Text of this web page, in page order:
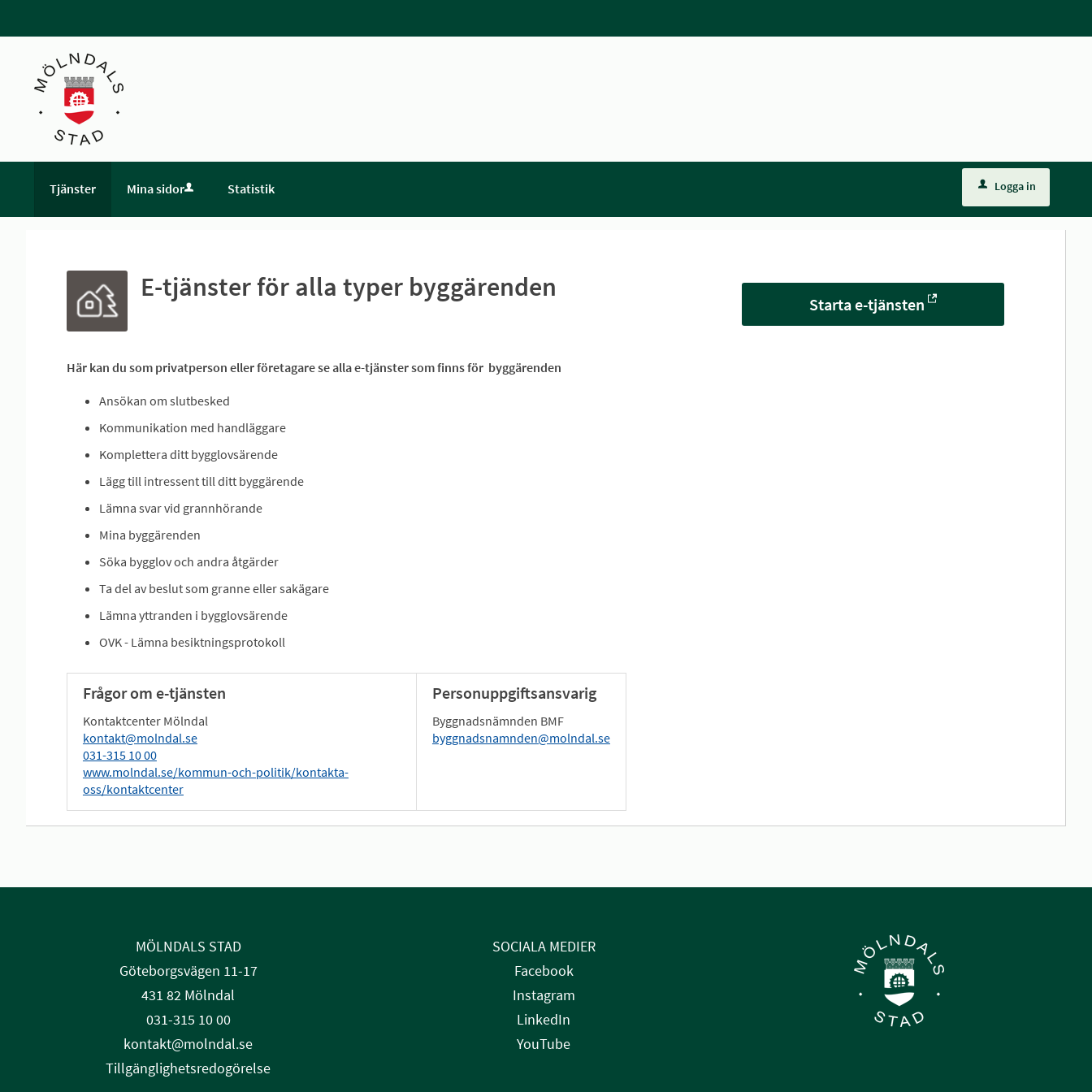
Tjänster Mina sidor Statistik Logga in
E-tjänster för alla typer byggärenden
Här kan du som privatperson eller företagare se alla e-tjänster som finns för byggärenden
Ansökan om slutbesked
Kommunikation med handläggare
Komplettera ditt bygglovsärende
Lägg till intressent till ditt byggärende
Lämna svar vid grannhörande
Mina byggärenden
Söka bygglov och andra åtgärder
Ta del av beslut som granne eller sakägare
Lämna yttranden i bygglovsärende
OVK - Lämna besiktningsprotokoll
Frågor om e-tjänsten
Kontaktcenter Mölndal
kontakt@molndal.se
031-315 10 00
www.molndal.se/kommun-och-politik/kontakta-
oss/kontaktcenter
Personuppgiftsansvarig
Byggnadsnämnden BMF
byggnadsnamnden@molndal.se
Starta e-tjänsten
MÖLNDALS STAD
Göteborgsvägen 11-17
431 82 Mölndal
031-315 10 00
kontakt@molndal.se
Tillgänglighetsredogörelse
SOCIALA MEDIER
Facebook
Instagram
LinkedIn
YouTube